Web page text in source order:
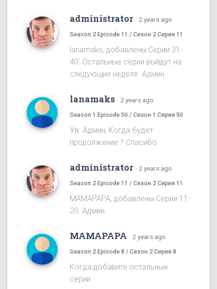
administrator · 2 years ago
Season 2 Episode 11 / Сезон 2 Серия 11
lanamaks, добавлены Серии 31-
40. Остальные серии выйдут на
следующие неделе. Админ.
lanamaks · 2 years ago
Season 1 Episode 50 / Сезон 1 Серия 50
Ув. Админ, Когда будет
продолжение ? Спасибо
administrator · 2 years ago
Season 2 Episode 11 / Сезон 2 Серия 11
MAMAPAPA, добавлены Серии 11-
20. Админ.
MAMAPAPA · 2 years ago
Season 2 Episode 8 / Сезон 2 Серия 8
Когда добавите остальные
серии